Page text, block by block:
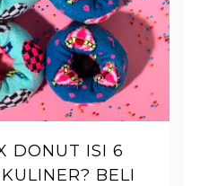
DONUT ISI 6
BELI